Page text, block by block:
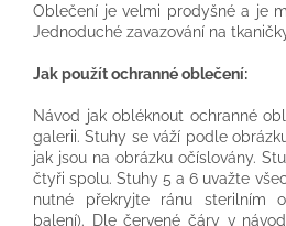
Oblečení je velmi prodyšné a je
Jednoduché zavazování na
Jak použít ochranné oblečení:
Návod jak obléknout ochranné
galerii. Stuhy se váží podle
jak jsou na obrázku očíslovány.
čtyři spolu. Stuhy 5 a 6 uvažte
nutné překryjte ránu sterilním
balení). Dle červené čáry v